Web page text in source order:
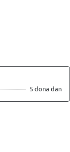
5 dona dan